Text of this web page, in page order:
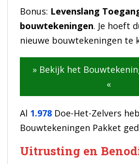
Bonus: Levenslang
bouwtekeningen. Je hoeft
nieuwe bouwtekeningen te
» Bekijk het
«
Al 1.978 Doe-Het-Zelvers
Bouwtekeningen Pakket
Uitrusting en